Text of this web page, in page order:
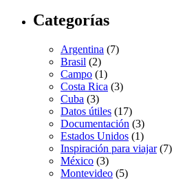
Categorías
Argentina (7)
Brasil (2)
Campo (1)
Costa Rica (3)
Cuba (3)
Datos útiles (17)
Documentación (3)
Estados Unidos (1)
Inspiración para viajar(7)
México (3)
Montevideo (5)